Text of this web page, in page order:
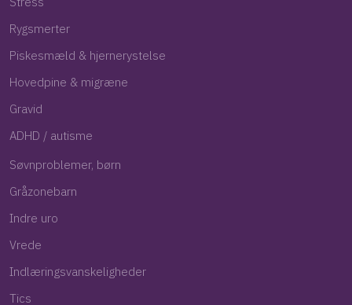
Rygsmerter
Piskesmæld & hjernerystelse
Hovedpine & migræne
Gravid
ADHD / autisme
Søvnproblemer, børn
Gråzonebarn
Indre uro
Vrede
Indlæringsvanskeligheder
Tics